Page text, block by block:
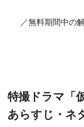
／無料期間中の
特撮ドラマ「
あらすじ・ネ